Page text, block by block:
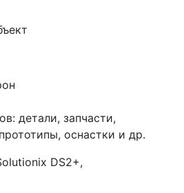
детали, запчасти,
оснастки и др.
DS2+,